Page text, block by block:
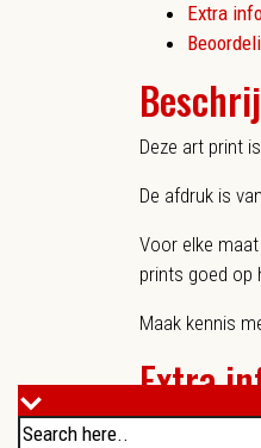
Extra
Deze art print
De afdruk is
Voor elke
prints goed op
Maak kennis
Extra